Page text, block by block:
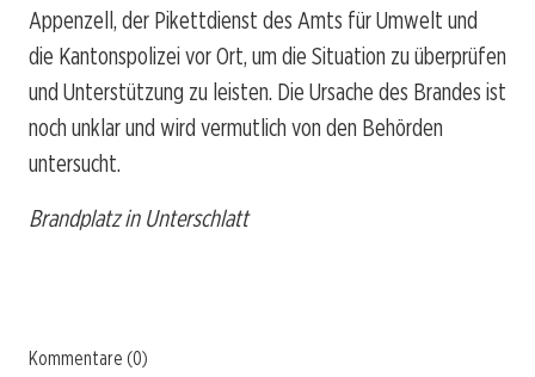
Appenzell, der Pikettdienst des Amts für Umwelt und
die Kantonspolizei vor Ort, um die Situation zu überprüfen
und Unterstützung zu leisten. Die Ursache des Brandes ist
noch unklar und wird vermutlich von den Behörden
untersucht.
Brandplatz in Unterschlatt
Kommentare (0)